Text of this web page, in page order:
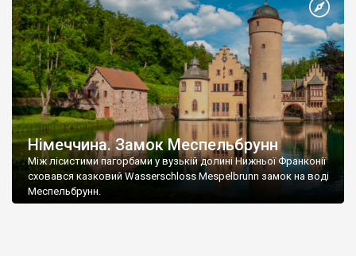
Німеччина. Замок Меспельбрунн
Між лісистими пагорбами у вузькій долині Нижньої Франконії
сховався казковий Wasserschloss Mespelbrunn замок на воді
Меспельбрунн.